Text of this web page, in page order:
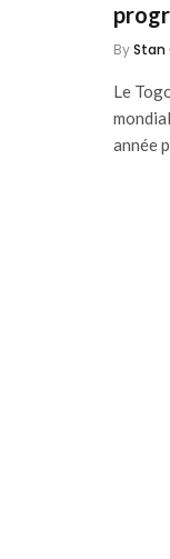
ByStan
Le
année